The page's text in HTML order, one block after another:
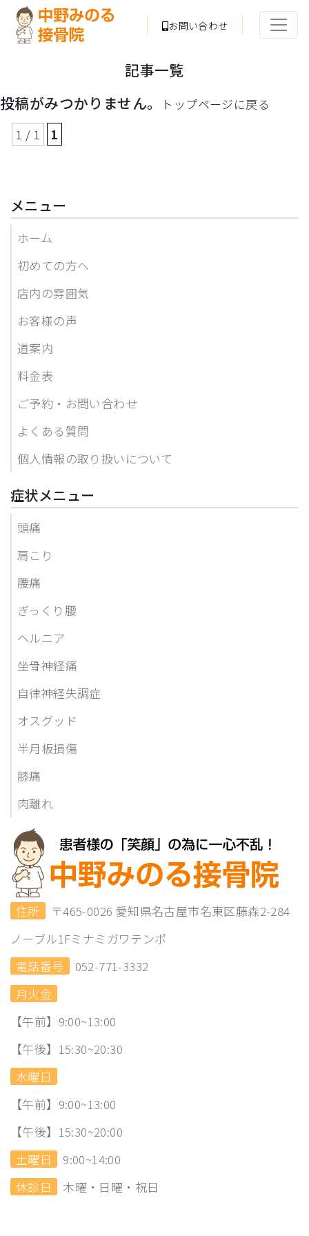
お問い合わせ
記事一覧
投稿がみつかりません。
トップページに戻る
1 / 1
1
メニュー
ホーム
初めての方へ
店内の雰囲気
お客様の声
道案内
料金表
ご予約・お問い合わせ
よくある質問
個人情報の取り扱いについて
症状メニュー
頭痛
肩こり
腰痛
ぎっくり腰
ヘルニア
坐骨神経痛
自律神経失調症
オスグッド
半月板損傷
膝痛
肉離れ
住所
〒465-0026 愛知県名古屋市名東区藤森2-284
ノーブル1Fミナミガワテンポ
電話番号
052-771-3332
月火金
【午前】9:00~13:00
【午後】15:30~20:30
水曜日
【午前】9:00~13:00
【午後】15:30~20:00
土曜日
9:00~14:00
休診日
木曜・日曜・祝日